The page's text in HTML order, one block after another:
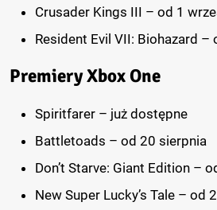
Crusader Kings III – od 1
Resident Evil VII: Biohazard –
Premiery Xbox One
Spiritfarer – już dostępne
Battletoads – od 20 sierpnia
Don’t Starve: Giant Edition –
New Super Lucky’s Tale – od